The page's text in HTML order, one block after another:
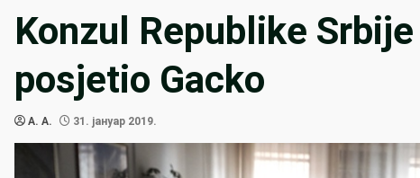
Konzul Republike
posjetio Gacko
A. A. 31. јануар 2019.